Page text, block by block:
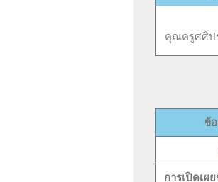
านิช คุณครูศศิประภา สุด
ข้
การเปิดเผ